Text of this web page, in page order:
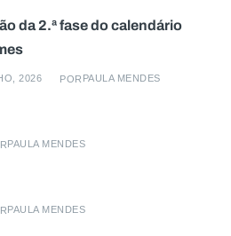
da 2.ª fase do calendário
2026 POR PAULA MENDES
PAULA MENDES
PAULA MENDES